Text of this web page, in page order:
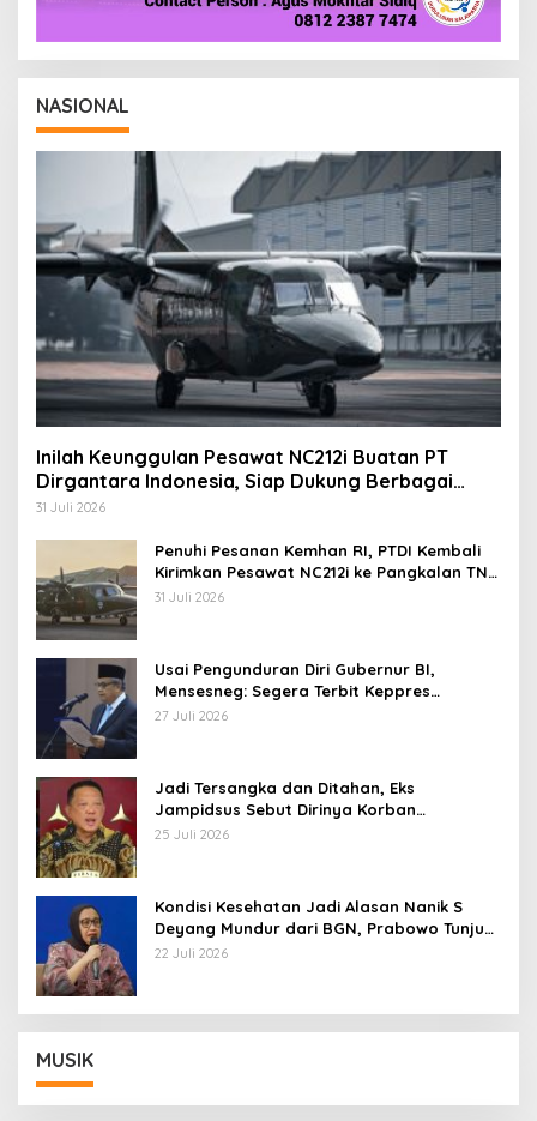
NASIONAL
Inilah Keunggulan Pesawat NC212i Buatan PT
Dirgantara Indonesia, Siap Dukung Berbagai
Operasi TNI
31 Juli 2026
Penuhi Pesanan Kemhan RI, PTDI Kembali
Kirimkan Pesawat NC212i ke Pangkalan TNI
AU
31 Juli 2026
Usai Pengunduran Diri Gubernur BI,
Mensesneg: Segera Terbit Keppres
Pemberhentian dengan Hormat
27 Juli 2026
Jadi Tersangka dan Ditahan, Eks
Jampidsus Sebut Dirinya Korban
Kriminalisasi
25 Juli 2026
Kondisi Kesehatan Jadi Alasan Nanik S
Deyang Mundur dari BGN, Prabowo Tunjuk
Wamentan Sudaryono
22 Juli 2026
MUSIK